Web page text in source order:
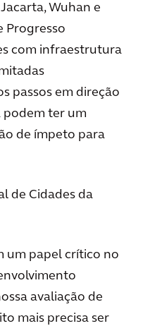
Wuhan e
Progresso
com infraestrutura
passos em direção
podem ter um
de ímpeto para
de Cidades da
um papel crítico no
avaliação de
mais precisa ser